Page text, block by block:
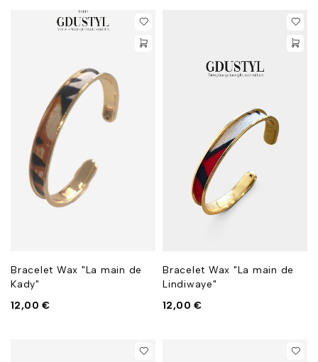
Bracelet Wax "La main de
Kady"
12,00€
Bracelet Wax "La main de
Lindiwaye"
12,00€